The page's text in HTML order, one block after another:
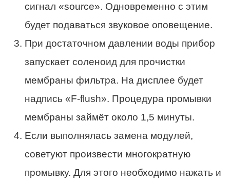
сигнал «source». Одновременно с этим
будет подаваться звуковое оповещение.
При достаточном давлении воды прибор
запускает соленоид для прочистки
мембраны фильтра. На дисплее будет
надпись «F-flush». Процедура промывки
мембраны займёт около 1,5 минуты.
Если выполнялась замена модулей,
советуют произвести многократную
промывку. Для этого необходимо нажать и